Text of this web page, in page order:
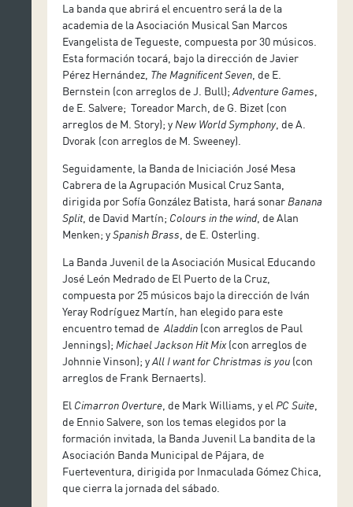
La banda que abrirá el encuentro será la de la
academia de la Asociación Musical San Marcos
Evangelista de Tegueste, compuesta por 30 músicos.
Esta formación tocará, bajo la dirección de Javier
Pérez Hernández, The Magnificent Seven, de E.
Bernstein (con arreglos de J. Bull); Adventure Games
de E. Salvere; Toreador March, de G. Bizet (con
arreglos de M. Story); y New World Symphony, de A.
Dvorak (con arreglos de M. Sweeney).
Seguidamente, la Banda de Iniciación José Mesa
Cabrera de la Agrupación Musical Cruz Santa,
dirigida por Sofía González Batista, hará sonar Banana
Split, de David Martín; Colours in the wind, de Alan
Menken; ySpanish Brass , de E. Osterling.
La Banda Juvenil de la Asociación Musical Educando
José León Medrado de El Puerto de la Cruz,
compuesta por 25 músicos bajo la dirección de Iván
Yeray Rodríguez Martín, han elegido para este
encuentro temad de Aladdin(con arreglos de Paul
Jennings); Michael Jackson Hit Mix(con arreglos de
Johnnie Vinson); yAll I want for Christmas is you(con
arreglos de Frank Bernaerts).
El Cimarron Overture, de Mark Williams, y el PC Suite,
de Ennio Salvere, son los temas elegidos por la
formación invitada, la Banda Juvenil La bandita de la
Asociación Banda Municipal de Pájara, de
Fuerteventura, dirigida por Inmaculada Gómez Chica,
que cierra la jornada del sábado.